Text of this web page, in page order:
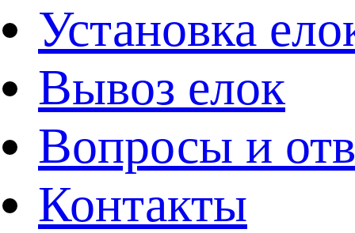
Установка
Вывоз елок
Вопросы и
Контакты